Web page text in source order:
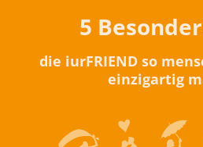
5
die iurFRIEND so
einzigartig